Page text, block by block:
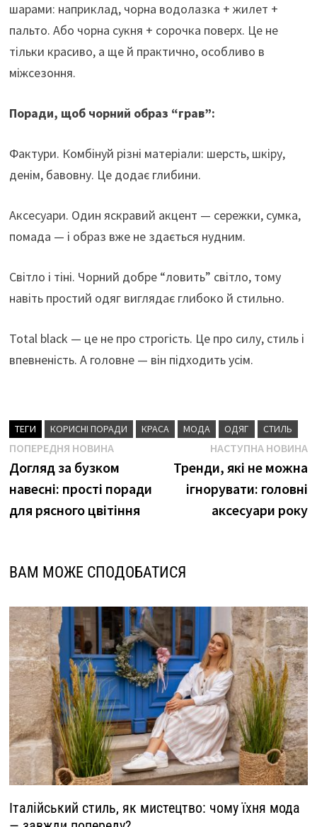
шарами: наприклад, чорна водолазка + жилет +
пальто. Або чорна сукня + сорочка поверх. Це не
тільки красиво, а ще й практично, особливо в
міжсезоння.
Поради, щоб чорний образ “грав”:
Фактури. Комбінуй різні матеріали: шерсть, шкіру,
денім, бавовну. Це додає глибини.
Аксесуари. Один яскравий акцент — сережки, сумка,
помада — і образ вже не здається нудним.
Світло і тіні. Чорний добре “ловить” світло, тому
навіть простий одяг виглядає глибоко й стильно.
Total black — це не про строгість. Це про силу, стиль і
впевненість. А головне — він підходить усім.
ТЕГИ КОРИСНІ ПОРАДИ КРАСА МОДА ОДЯГ СТИЛЬ
Навігація
записів
ПОПЕРЕДНЯ НОВИНАПопередня
новина
Догляд за бузком
навесні: прості поради
для рясного цвітіння
НАСТУПНА НОВИНА
Тренди, які не можна
ігнорувати: головні
аксесуари року
ВАМ МОЖЕ СПОДОБАТИСЯ
Італійський стиль, як мистецтво: чому їхня мода